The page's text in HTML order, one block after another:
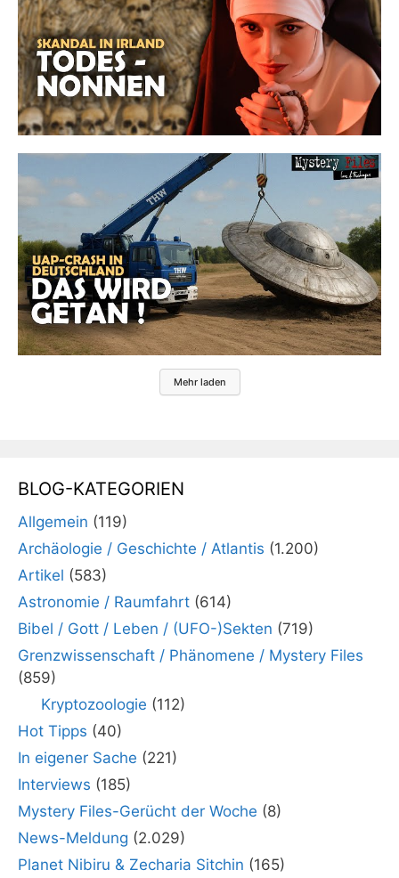
Mehr laden
BLOG-KATEGORIEN
Allgemein (119)
Archäologie / Geschichte / Atlantis (1.200)
Artikel (583)
Astronomie / Raumfahrt (614)
Bibel / Gott / Leben / (UFO-)Sekten (719)
Grenzwissenschaft / Phänomene / Mystery Files
(859)
Kryptozoologie (112)
Hot Tipps (40)
In eigener Sache (221)
Interviews (185)
Mystery Files-Gerücht der Woche (8)
News-Meldung (2.029)
Planet Nibiru & Zecharia Sitchin (165)